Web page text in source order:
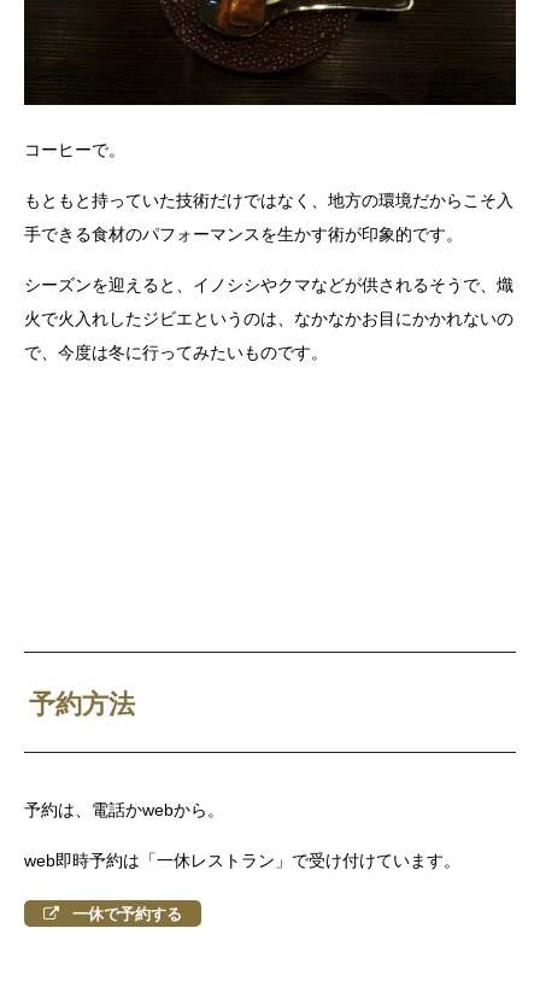
コーヒーで。
もともと持っていた技術だけではなく、地方の環境だからこそ入
手できる食材のパフォーマンスを生かす術が印象的です。
シーズンを迎えると、イノシシやクマなどが供されるそうで、熾
火で火入れしたジビエというのは、なかなかお目にかかれないの
で、今度は冬に行ってみたいものです。
予約方法
予約は、電話かwebから。
web即時予約は「一休レストラン」で受け付けています。
一休で予約する